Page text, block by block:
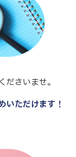
さいませ。
いただけます！